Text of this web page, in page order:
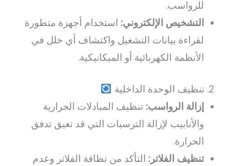
للرواسب.
التشخيص الإلكتروني: استخدام أجهزة متطورة
لقراءة بيانات التشغيل واكتشاف أي خلل في
الأنظمة الكهربائية أو الميكانيكية.
2. تنظيف الوحدة الداخلية
إزالة الرواسب: تنظيف المبادلات الحرارية
والأنابيب لإزالة الترسبات التي قد تعيق تدفق
الحرارة.
تنظيف الفلاتر: التأكد من نظافة الفلاتر وعدم